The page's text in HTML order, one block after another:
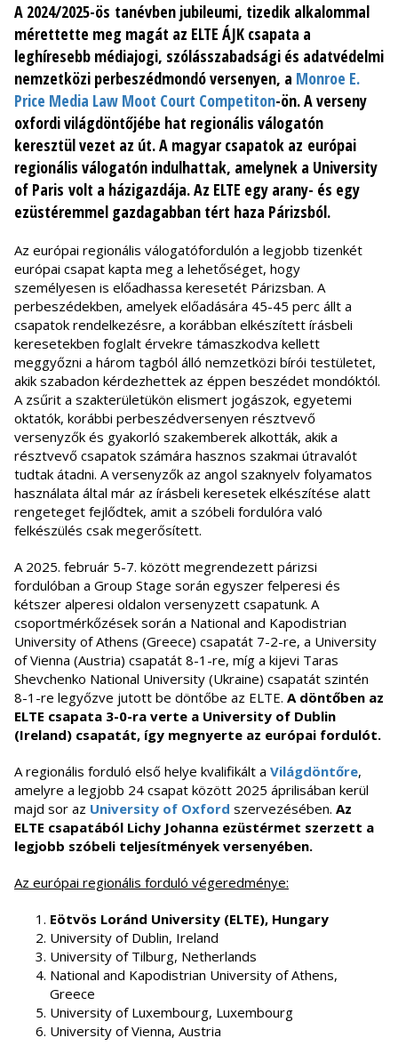
A 2024/2025-ös tanévben jubileumi, tizedik alkalommal
mérettette meg magát az ELTE ÁJK csapata a
leghíresebb médiajogi, szólásszabadsági és adatvédelmi
nemzetközi perbeszédmondó versenyen, a Monroe E.
Price Media Law Moot Court Competiton-ön. A verseny
oxfordi világdöntőjébe hat regionális válogatón
keresztül vezet az út. A magyar csapatok az európai
regionális válogatón indulhattak, amelynek a University
of Paris volt a házigazdája. Az ELTE egy arany- és egy
ezüstéremmel gazdagabban tért haza Párizsból.
Az európai regionális válogatófordulón a legjobb tizenkét
európai csapat kapta meg a lehetőséget, hogy
személyesen is előadhassa keresetét Párizsban. A
perbeszédekben, amelyek előadására 45-45 perc állt a
csapatok rendelkezésre, a korábban elkészített írásbeli
keresetekben foglalt érvekre támaszkodva kellett
meggyőzni a három tagból álló nemzetközi bírói testületet,
akik szabadon kérdezhettek az éppen beszédet mondóktól.
A zsűrit a szakterületükön elismert jogászok, egyetemi
oktatók, korábbi perbeszédversenyen résztvevő
versenyzők és gyakorló szakemberek alkották, akik a
résztvevő csapatok számára hasznos szakmai útravalót
tudtak átadni. A versenyzők az angol szaknyelv folyamatos
használata által már az írásbeli keresetek elkészítése alatt
rengeteget fejlődtek, amit a szóbeli fordulóra való
felkészülés csak megerősített.
A 2025. február 5-7. között megrendezett párizsi
fordulóban a Group Stage során egyszer felperesi és
kétszer alperesi oldalon versenyzett csapatunk. A
csoportmérkőzések során a National and Kapodistrian
University of Athens (Greece) csapatát 7-2-re, a University
of Vienna (Austria) csapatát 8-1-re, míg a kijevi Taras
Shevchenko National University (Ukraine) csapatát szintén
8-1-re legyőzve jutott be döntőbe az ELTE. A döntőben az
ELTE csapata 3-0-ra verte a University of Dublin
(Ireland) csapatát, így megnyerte az európai fordulót.
A regionális forduló első helye kvalifikált a Világdöntőre,
amelyre a legjobb 24 csapat között 2025 áprilisában kerül
majd sor az University of Oxford szervezésében. Az
ELTE csapatából Lichy Johanna ezüstérmet szerzett a
legjobb szóbeli teljesítmények versenyében.
Az európai regionális forduló végeredménye:
Eötvös Loránd University (ELTE), Hungary
University of Dublin, Ireland
University of Tilburg, Netherlands
National and Kapodistrian University of Athens,
Greece
University of Luxembourg, Luxembourg
University of Vienna, Austria